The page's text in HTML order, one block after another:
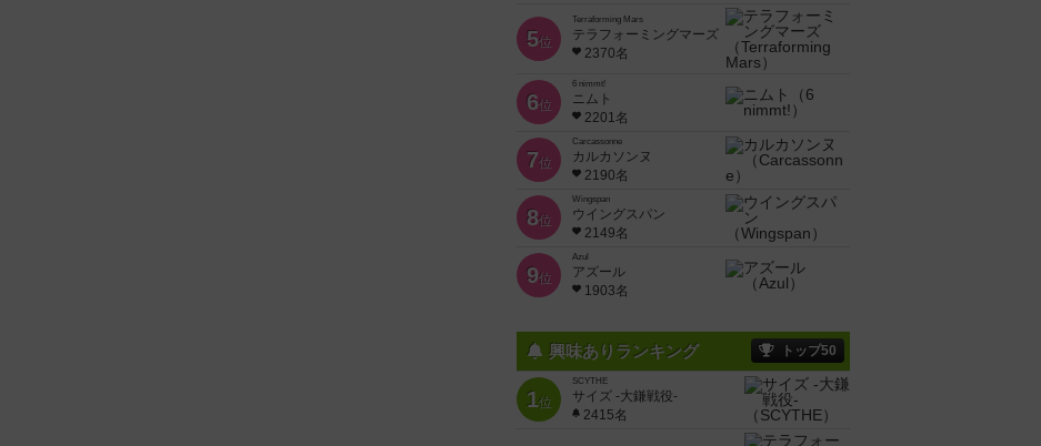
5位
Terraforming Mars
テラフォーミングマーズ
2370名
6位
6 nimmt!
ニムト
2201名
7位
Carcassonne
カルカソンヌ
2190名
8位
Wingspan
ウイングスパン
2149名
9位
Azul
アズール
1903名
興味ありランキング トップ50
1位
SCYTHE
サイズ -大鎌戦役-
2415名